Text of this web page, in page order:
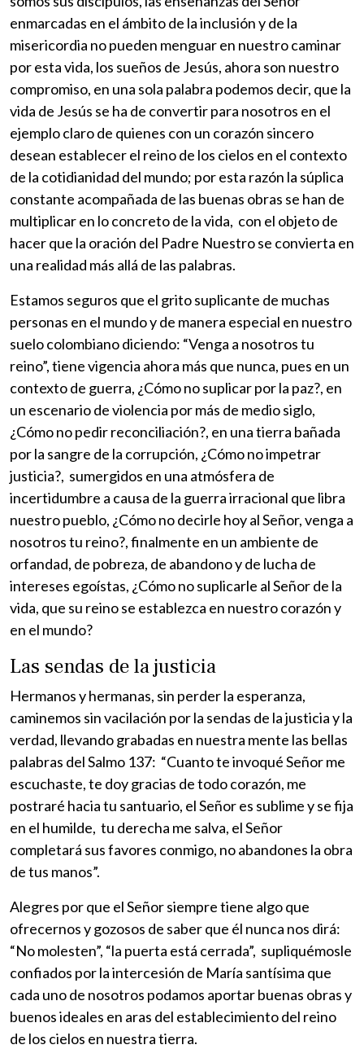
enmarcadas en el ámbito de la inclusión y de la
misericordia no pueden menguar en nuestro caminar
por esta vida, los sueños de Jesús, ahora son nuestro
compromiso, en una sola palabra podemos decir, que la
vida de Jesús se ha de convertir para nosotros en el
ejemplo claro de quienes con un corazón sincero
desean establecer el reino de los cielos en el contexto
de la cotidianidad del mundo; por esta razón la súplica
constante acompañada de las buenas obras se han de
multiplicar en lo concreto de la vida, con el objeto de
hacer que la oración del Padre Nuestro se convierta en
una realidad más allá de las palabras.
Estamos seguros que el grito suplicante de muchas
personas en el mundo y de manera especial en nuestro
suelo colombiano diciendo: “Venga a nosotros tu
reino”, tiene vigencia ahora más que nunca, pues en un
contexto de guerra, ¿Cómo no suplicar por la paz?, en
un escenario de violencia por más de medio siglo,
¿Cómo no pedir reconciliación?, en una tierra bañada
por la sangre de la corrupción, ¿Cómo no impetrar
justicia?, sumergidos en una atmósfera de
incertidumbre a causa de la guerra irracional que libra
nuestro pueblo, ¿Cómo no decirle hoy al Señor, venga a
nosotros tu reino?, finalmente en un ambiente de
orfandad, de pobreza, de abandono y de lucha de
intereses egoístas, ¿Cómo no suplicarle al Señor de la
vida, que su reino se establezca en nuestro corazón y
en el mundo?
Las sendas de la justicia
Hermanos y hermanas, sin perder la esperanza,
caminemos sin vacilación por la sendas de la justicia y la
verdad, llevando grabadas en nuestra mente las bellas
palabras del Salmo 137: “Cuanto te invoqué Señor me
escuchaste, te doy gracias de todo corazón, me
postraré hacia tu santuario, el Señor es sublime y se fija
en el humilde, tu derecha me salva, el Señor
completará sus favores conmigo, no abandones la obra
de tus manos”.
Alegres por que el Señor siempre tiene algo que
ofrecernos y gozosos de saber que él nunca nos dirá:
“No molesten”, “la puerta está cerrada”, supliquémosle
confiados por la intercesión de María santísima que
cada uno de nosotros podamos aportar buenas obras y
buenos ideales en aras del establecimiento del reino
de los cielos en nuestra tierra.